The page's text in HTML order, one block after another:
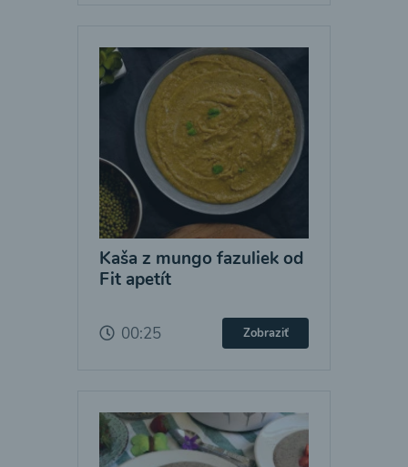
Kaša z mungo fazuliek od
Fit apetít
00:25 Zobraziť